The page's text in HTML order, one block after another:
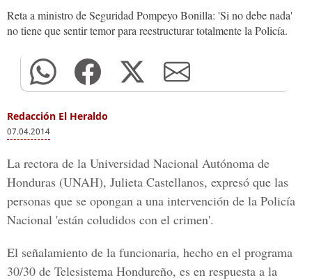
Reta a ministro de Seguridad Pompeyo Bonilla: 'Si no debe nada'
no tiene que sentir temor para reestructurar totalmente la Policía.
Redacción El Heraldo
07.04.2014
La rectora de la Universidad Nacional Autónoma de
Honduras (UNAH), Julieta Castellanos, expresó que las
personas que se opongan a una intervención de la Policía
Nacional 'están coludidos con el crimen'.
El señalamiento de la funcionaria, hecho en el programa
30/30 de Telesistema Hondureño, es en respuesta a la